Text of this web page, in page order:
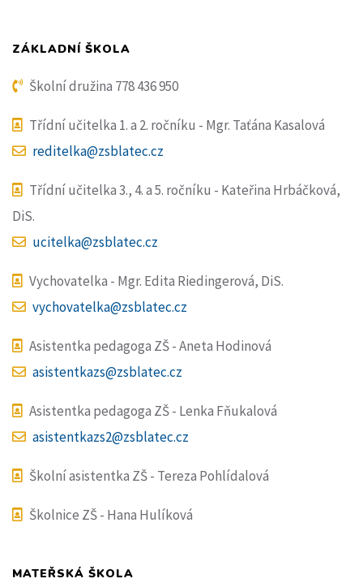
ZÁKLADNÍ ŠKOLA
Školní družina 778 436 950
Třídní učitelka 1. a 2. ročníku - Mgr. Taťána Kasalová
reditelka@zsblatec.cz
Třídní učitelka 3., 4. a 5. ročníku - Kateřina Hrbáčková,
DiS.
ucitelka@zsblatec.cz
Vychovatelka - Mgr. Edita Riedingerová, DiS.
vychovatelka@zsblatec.cz
Asistentka pedagoga ZŠ - Aneta Hodinová
asistentkazs@zsblatec.cz
Asistentka pedagoga ZŠ - Lenka Fňukalová
asistentkazs2@zsblatec.cz
Školní asistentka ZŠ - Tereza Pohlídalová
Školnice ZŠ - Hana Hulíková
MATEŘSKÁ ŠKOLA